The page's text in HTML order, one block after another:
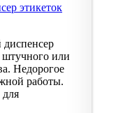
этикеток
штучного или
Недорогое
работы.